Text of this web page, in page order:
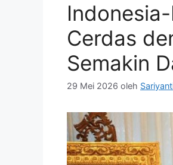
Cerdas
Semakin
29 Mei 2026 oleh